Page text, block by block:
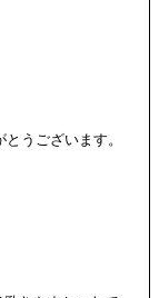
うございます。